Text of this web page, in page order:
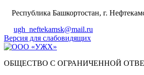
Республика Башкортостан, г.
ugh_neftekamsk@mail.ru
Версия для слабовидящих
ОБЩЕСТВО С ОГРАНИЧЕННОЙ